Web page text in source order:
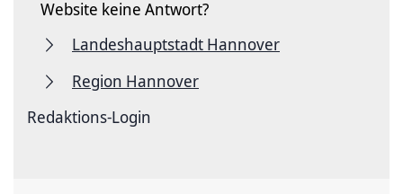
Website keine Antwort?
Landeshauptstadt Hannover
Region Hannover
Redaktions-Login